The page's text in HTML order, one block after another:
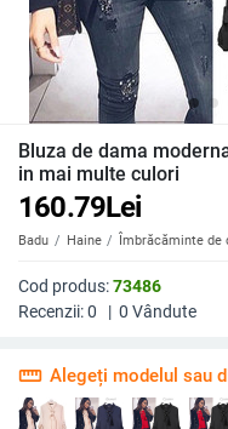
Bluza de dama
in mai multe culori
160.79Lei
Badu Haine Îmbrăcăminte de
Cod produs:73486
Recenzii:0 | 0 Vândute
straighten Alegeți modelul sau